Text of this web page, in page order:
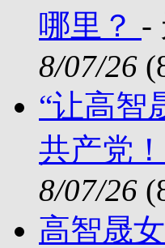
哪里？ -
8/07/26
“让高智
共产党！
8/07/26
高智晟